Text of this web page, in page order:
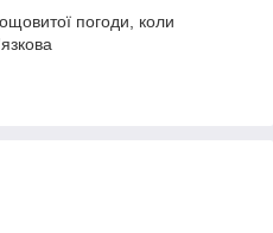
погоди, коли